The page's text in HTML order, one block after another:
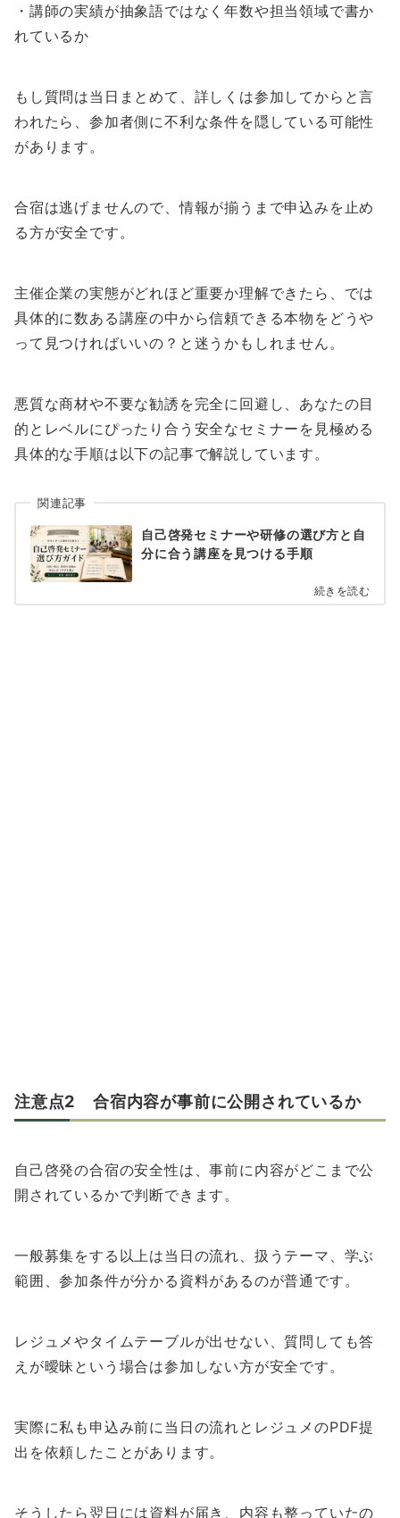
・講師の実績が抽象語ではなく年数や担当領域で書か
れているか
もし質問は当日まとめて、詳しくは参加してからと言
われたら、参加者側に不利な条件を隠している可能性
があります。
合宿は逃げませんので、情報が揃うまで申込みを止め
る方が安全です。
主催企業の実態がどれほど重要か理解できたら、では
具体的に数ある講座の中から信頼できる本物をどうや
って見つければいいの？と迷うかもしれません。
悪質な商材や不要な勧誘を完全に回避し、あなたの目
的とレベルにぴったり合う安全なセミナーを見極める
具体的な手順は以下の記事で解説しています。
関連記事
自己啓発セミナーや研修の選び方と自
分に合う講座を見つける手順
続きを読む
注意点2 合宿内容が事前に公開されているか
自己啓発の合宿の安全性は、事前に内容がどこまで公
開されているかで判断できます。
一般募集をする以上は当日の流れ、扱うテーマ、学ぶ
範囲、参加条件が分かる資料があるのが普通です。
レジュメやタイムテーブルが出せない、質問しても答
えが曖昧という場合は参加しない方が安全です。
実際に私も申込み前に当日の流れとレジュメのPDF提
出を依頼したことがあります。
そうしたら翌日には資料が届き、内容も整っていたの